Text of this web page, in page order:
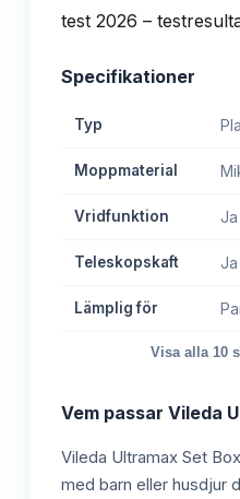
Specifikationer
Typ
Moppmaterial
Vridfunktion Ja
Teleskopskaft Ja
Lämplig för
Visa alla 10
Vem passar Vileda
Vileda Ultramax Set
med barn eller husdjur